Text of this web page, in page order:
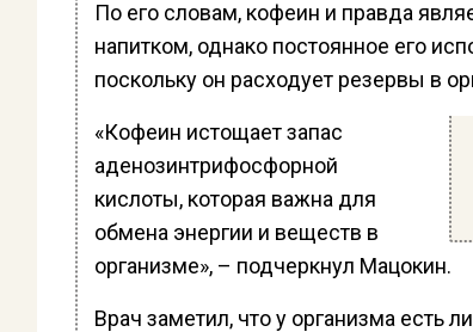
По его словам, кофеин и правда
напитком, однако постоянное его
поскольку он расходует резервы в
«Кофеин истощает запас
аденозинтрифосфорной
кислоты, которая важна для
обмена энергии и веществ в
организме», – подчеркнул Мацокин.
Врач заметил, что у организма есть